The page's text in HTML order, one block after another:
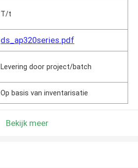
T/t
ds_ap320series.pdf
Levering door project/batch
Op basis van inventarisatie
Bekijk meer